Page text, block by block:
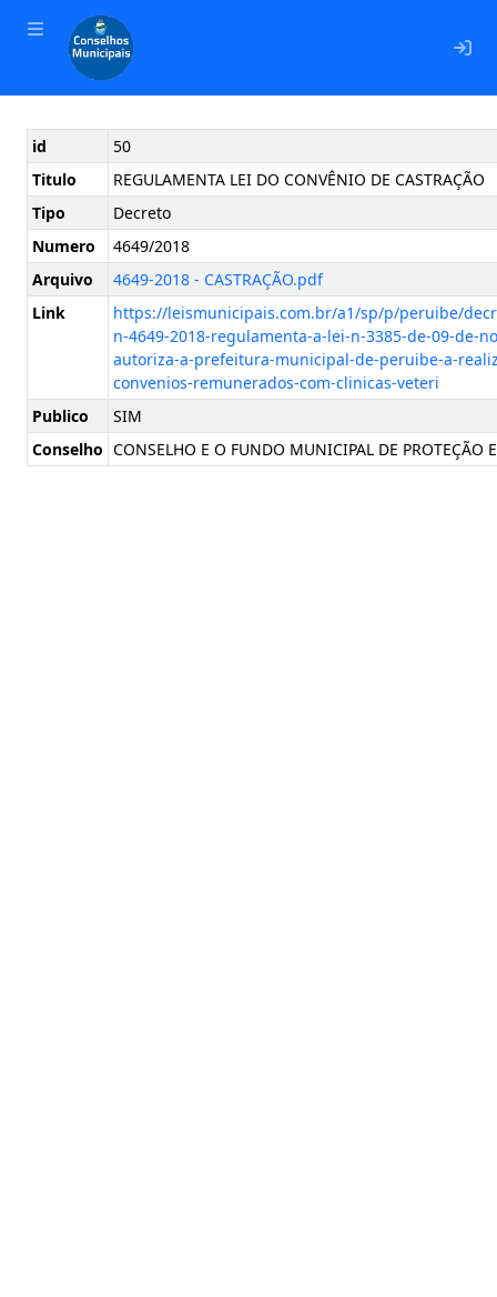
id
50
Titulo
REGULAMENTA LEI DO CONVÊNIO DE CASTRAÇÃO
Tipo
Decreto
Numero
4649/2018
Arquivo
4649-2018 - CASTRAÇÃO.pdf
Link
https://leismunicipais.com.br/a1/sp/p/peruibe/
n-4649-2018-regulamenta-a-lei-n-3385-de-09-de-
autoriza-a-prefeitura-municipal-de-peruibe-a-
convenios-remunerados-com-clinicas-veteri
Publico
SIM
Conselho CONSELHO E O FUNDO MUNICIPAL DE PROTEÇÃO